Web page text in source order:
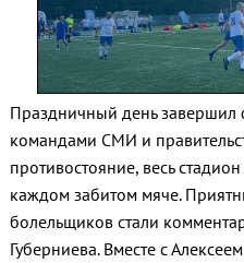
Праздничный день завершил
командами СМИ и
противостояние, весь
каждом забитом мяче.
болельщиков стали
Губерниева. Вместе с